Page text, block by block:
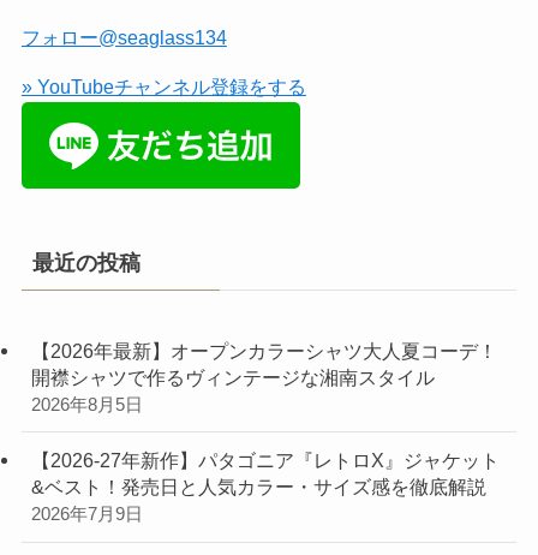
フォロー@seaglass134
» YouTubeチャンネル登録をする
最近の投稿
【2026年最新】オープンカラーシャツ大人夏コーデ！
開襟シャツで作るヴィンテージな湘南スタイル
2026年8月5日
【2026-27年新作】パタゴニア『レトロX』ジャケット
&ベスト！発売日と人気カラー・サイズ感を徹底解説
2026年7月9日